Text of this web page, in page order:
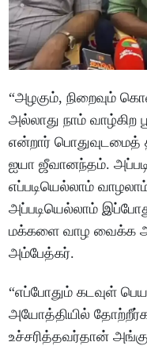
“அழகும், நிறைவும்
அல்லாது நாம் வாழ்கிற
என்றார்
ஐயா ஜீவானந்தம்.
எப்படியெல்லாம்
அப்படியெல்லாம்
மக்களை வாழ வைக்க
அம்பேத்கர்.
“எப்போதும் கடவுள்
அயோத்தியில்
உச்சரித்தவர்தான்